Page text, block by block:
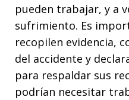
pueden trabajar, y a
sufrimiento. Es
recopilen evidencia,
del accidente y
para respaldar sus
podrían necesitar